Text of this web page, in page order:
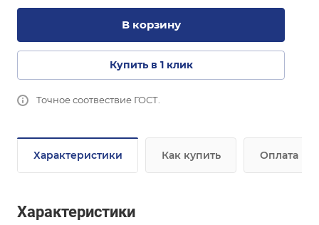
В корзину
Купить в 1 клик
Точное соотвествие ГОСТ.
Характеристики Как купить Оплата
Характеристики